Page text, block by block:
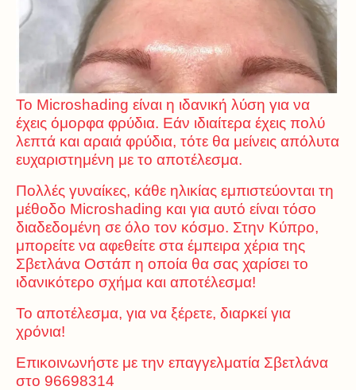
Το Microshading είναι η ιδανική λύση για να
έχεις όμορφα φρύδια. Εάν ιδιαίτερα έχεις πολύ
λεπτά και αραιά φρύδια, τότε θα μείνεις απόλυτα
ευχαριστημένη με το αποτέλεσμα.
Πολλές γυναίκες, κάθε ηλικίας εμπιστεύονται τη
μέθοδο Microshading και για αυτό είναι τόσο
διαδεδομένη σε όλο τον κόσμο. Στην Κύπρο,
μπορείτε να αφεθείτε στα έμπειρα χέρια της
Σβετλάνα Οστάπ η οποία θα σας χαρίσει το
ιδανικότερο σχήμα και αποτέλεσμα!
Το αποτέλεσμα, για να ξέρετε, διαρκεί για
χρόνια!
Επικοινωνήστε με την επαγγελματία Σβετλάνα
στο 96698314